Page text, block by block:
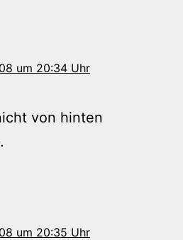
um 20:34 Uhr
von hinten
um 20:35 Uhr